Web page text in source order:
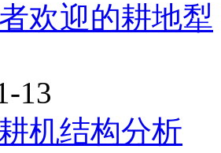
欢迎的耕地犁
13
机结构分析